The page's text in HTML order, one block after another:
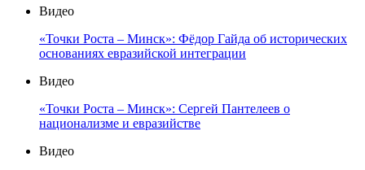
Видео
«Точки Роста – Минск»: Фёдор Гайда об исторических
основаниях евразийской интеграции
Видео
«Точки Роста – Минск»: Сергей Пантелеев о
национализме и евразийстве
Видео